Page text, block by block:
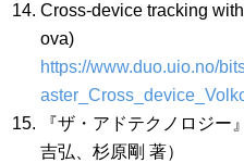
Cross-device tracking
ova)
https://www.duo.uio.no/
『ザ・アドテクノロジー
吉弘、杉原剛 著）